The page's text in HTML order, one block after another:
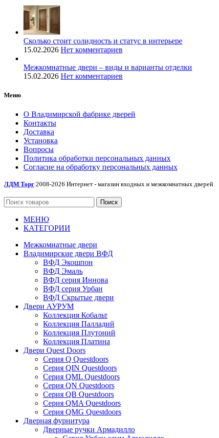
Сколько стоит солидность и статус в интерьере
15.02.2026 Нет комментариев
Межкомнатные двери – виды и варианты отделки
15.02.2026 Нет комментариев
Меню
О Владимирской фабрике дверей
Контакты
Доставка
Установка
Вопросы
Политика обработки персональных данных
Согласие на обработку персональных данных
ЛДМ Торг 2008-2026 Интернет - магазин входных и межкомнатных дверей
Поиск
МЕНЮ
КАТЕГОРИИ
Межкомнатные двери
Владимирские двери ВФД
ВФД Экошпон
ВФД Эмаль
ВФД серия Иннова
ВФД серия Урбан
ВФД Скрытые двери
Двери АУРУМ
Коллекция Кобальт
Коллекция Палладий
Коллекция Плутоний
Коллекция Платина
Двери Quest Doors
Серия Q Questdoors
Серия QIN Questdoors
Серия QML Questdoors
Серия QN Questdoors
Серия QB Questdoors
Серия QMA Questdoors
Серия QMG Questdoors
Дверная фурнитура
Дверные ручки Армадилло